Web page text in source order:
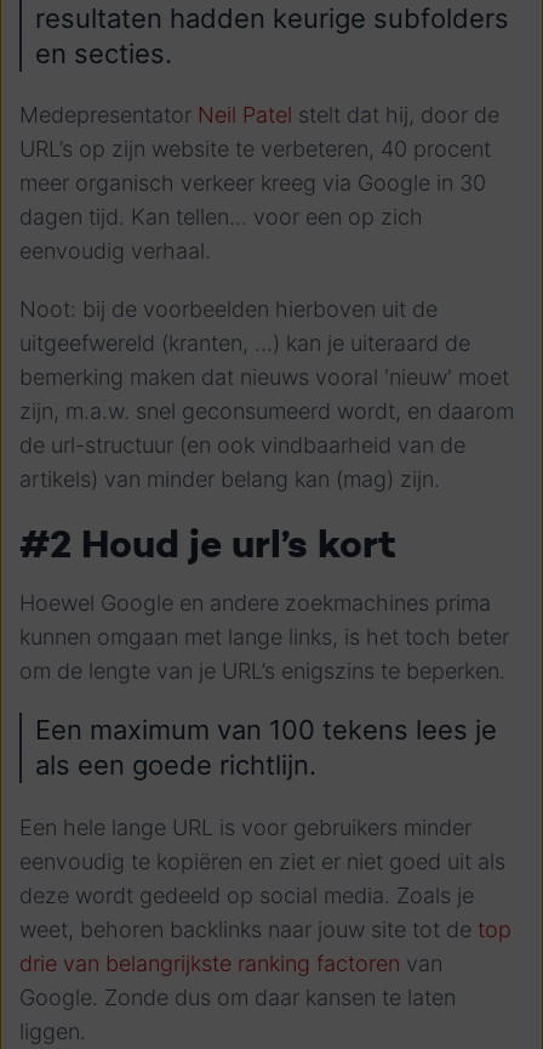
resultaten hadden keurige subfolders
en secties.
Medepresentator Neil Patel stelt dat hij, door de
URL’s op zijn website te verbeteren, 40 procent
meer organisch verkeer kreeg via Google in 30
dagen tijd. Kan tellen... voor een op zich
eenvoudig verhaal.
Noot: bij de voorbeelden hierboven uit de
uitgeefwereld (kranten, ...) kan je uiteraard de
bemerking maken dat nieuws vooral 'nieuw' moet
zijn, m.a.w. snel geconsumeerd wordt, en daarom
de url-structuur (en ook vindbaarheid van de
artikels) van minder belang kan (mag) zijn.
#2 Houd je url’s kort
Hoewel Google en andere zoekmachines prima
kunnen omgaan met lange links, is het toch beter
om de lengte van je URL’s enigszins te beperken.
Een maximum van 100 tekens lees je
als een goede richtlijn.
Een hele lange URL is voor gebruikers minder
eenvoudig te kopiëren en ziet er niet goed uit als
deze wordt gedeeld op social media. Zoals je
weet, behoren backlinks naar jouw site tot de top
drie van belangrijkste ranking factoren van
Google. Zonde dus om daar kansen te laten
liggen.